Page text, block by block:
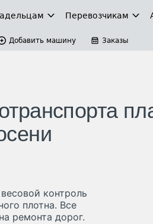
Перевозчикам
Добавить машину Заказы
контроль
плотна. Все
ремонта дорог.